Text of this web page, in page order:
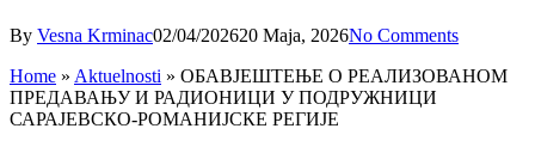
By Vesna Krminac02/04/202620 Maja, 2026No Comments
Home » Aktuelnosti » ОБАВЈЕШТЕЊЕ О РЕАЛИЗОВАНОМ
ПРЕДАВАЊУ И РАДИОНИЦИ У ПОДРУЖНИЦИ
САРАЈЕВСКО-РОМАНИЈСКЕ РЕГИЈЕ